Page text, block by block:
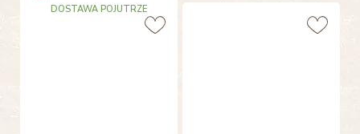
DOSTAWA POJUTRZE